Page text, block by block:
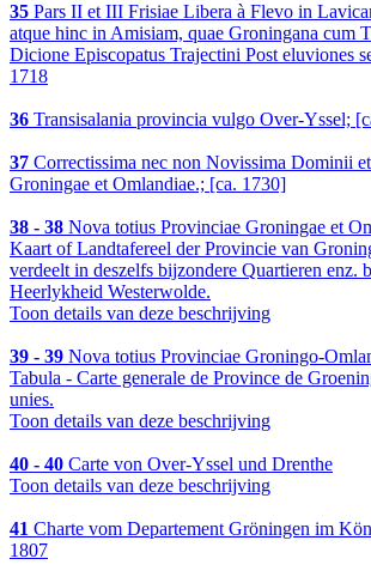
35 Pars II et III Frisiae Libera à Flevo in
atque hinc in Amisiam, quae Groningana cum
Dicione Episcopatus Trajectini Post eluviones
1718
36 Transisalania provincia vulgo Over-Yssel;
37 Correctissima nec non Novissima Dominii
Groningae et Omlandiae.; [ca. 1730]
38 - 38 Nova totius Provinciae Groningae et
Kaart of Landtafereel der Provincie van
verdeelt in deszelfs bijzondere Quartieren enz.
Heerlykheid Westerwolde.
Toon details van deze beschrijving
39 - 39 Nova totius Provinciae Groningo-
Tabula - Carte generale de Province de
unies.
Toon details van deze beschrijving
40 - 40 Carte von Over-Yssel und Drenthe
Toon details van deze beschrijving
41 Charte vom Departement Gröningen im
1807